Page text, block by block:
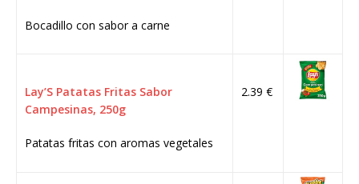
Bocadillo con sabor a carne
Lay’S Patatas Fritas Sabor
Campesinas, 250g
Patatas fritas con aromas vegetales
2.39 €